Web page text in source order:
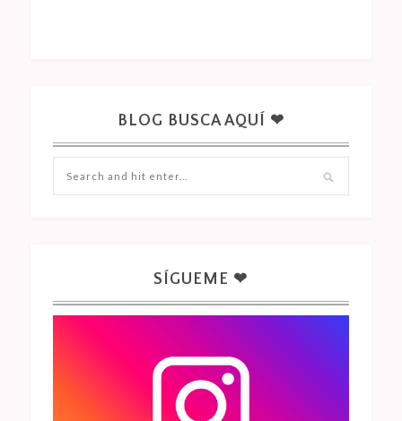
BLOG BUSCA AQUÍ ❤
SÍGUEME ❤